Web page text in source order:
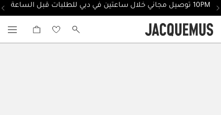
10PM توصيل مجاني خلال ساعتين في دبي للطلبات قبل الساعة